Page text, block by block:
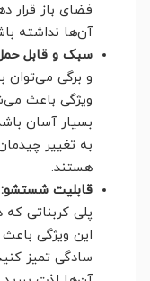
فضای باز قرار
آن‌ها نداشته
سبک و قابل
و برگی می‌توان
ویژگی باعث
بسیار آسان
به تغییر
هستند.
قابلیت شستشو:
پلی کربناتی
این ویژگی
سادگی تمیز